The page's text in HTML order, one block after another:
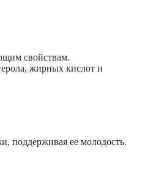
свойствам.
жирных кислот и
поддерживая ее молодость.